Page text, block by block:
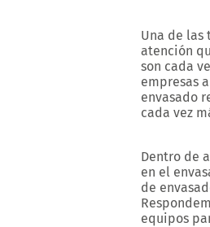
Una de las
atención
son cada
empresas
envasado
cada vez
Dentro de
en el
de
equipos